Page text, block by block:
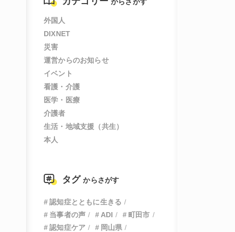
外国人
DIXNET
災害
運営からのお知らせ
イベント
看護・介護
医学・医療
介護者
生活・地域支援（共生）
本人
タグ からさがす
認知症とともに生きる
当事者の声
ADI
町田市
認知症ケア
岡山県